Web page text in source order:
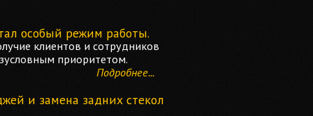
особый режим работы.
клиентов и сотрудников
приоритетом.
Подробнее...
и замена задних стекол